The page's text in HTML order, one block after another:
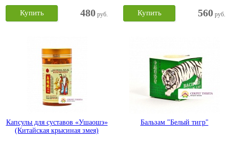
480 руб.
Купить 560 руб.
Купить
Капсулы для суставов «Ушаошэ»
(Китайская крысиная змея)
Бальзам "Белый тигр"